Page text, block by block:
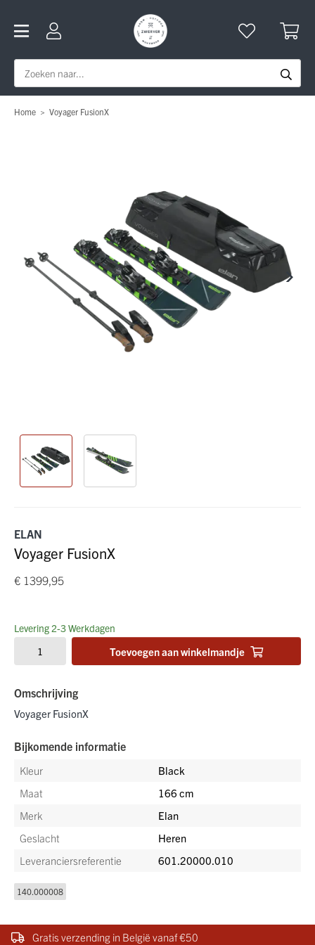
Home > Voyager FusionX
ELAN
Voyager FusionX
€ 1399,95
Levering 2-3 Werkdagen
Toevoegen aan winkelmandje
Omschrijving
Voyager FusionX
Bijkomende informatie
Kleur
Black
Maat
166 cm
Merk
Elan
Geslacht
Heren
Leveranciersreferentie
601.20000.010
140.000008
Gratis verzending in België vanaf €50